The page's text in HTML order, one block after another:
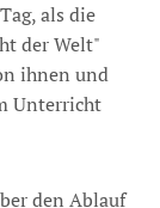
als die
der Welt"
ihnen und
Unterricht
den Ablauf